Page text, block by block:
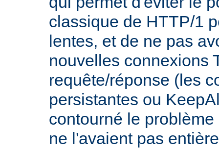
classique de HTTP/1
lentes, et de ne pas
nouvelles connexions
requête/réponse (les
persistantes ou
contourné le
ne l'avaient pas